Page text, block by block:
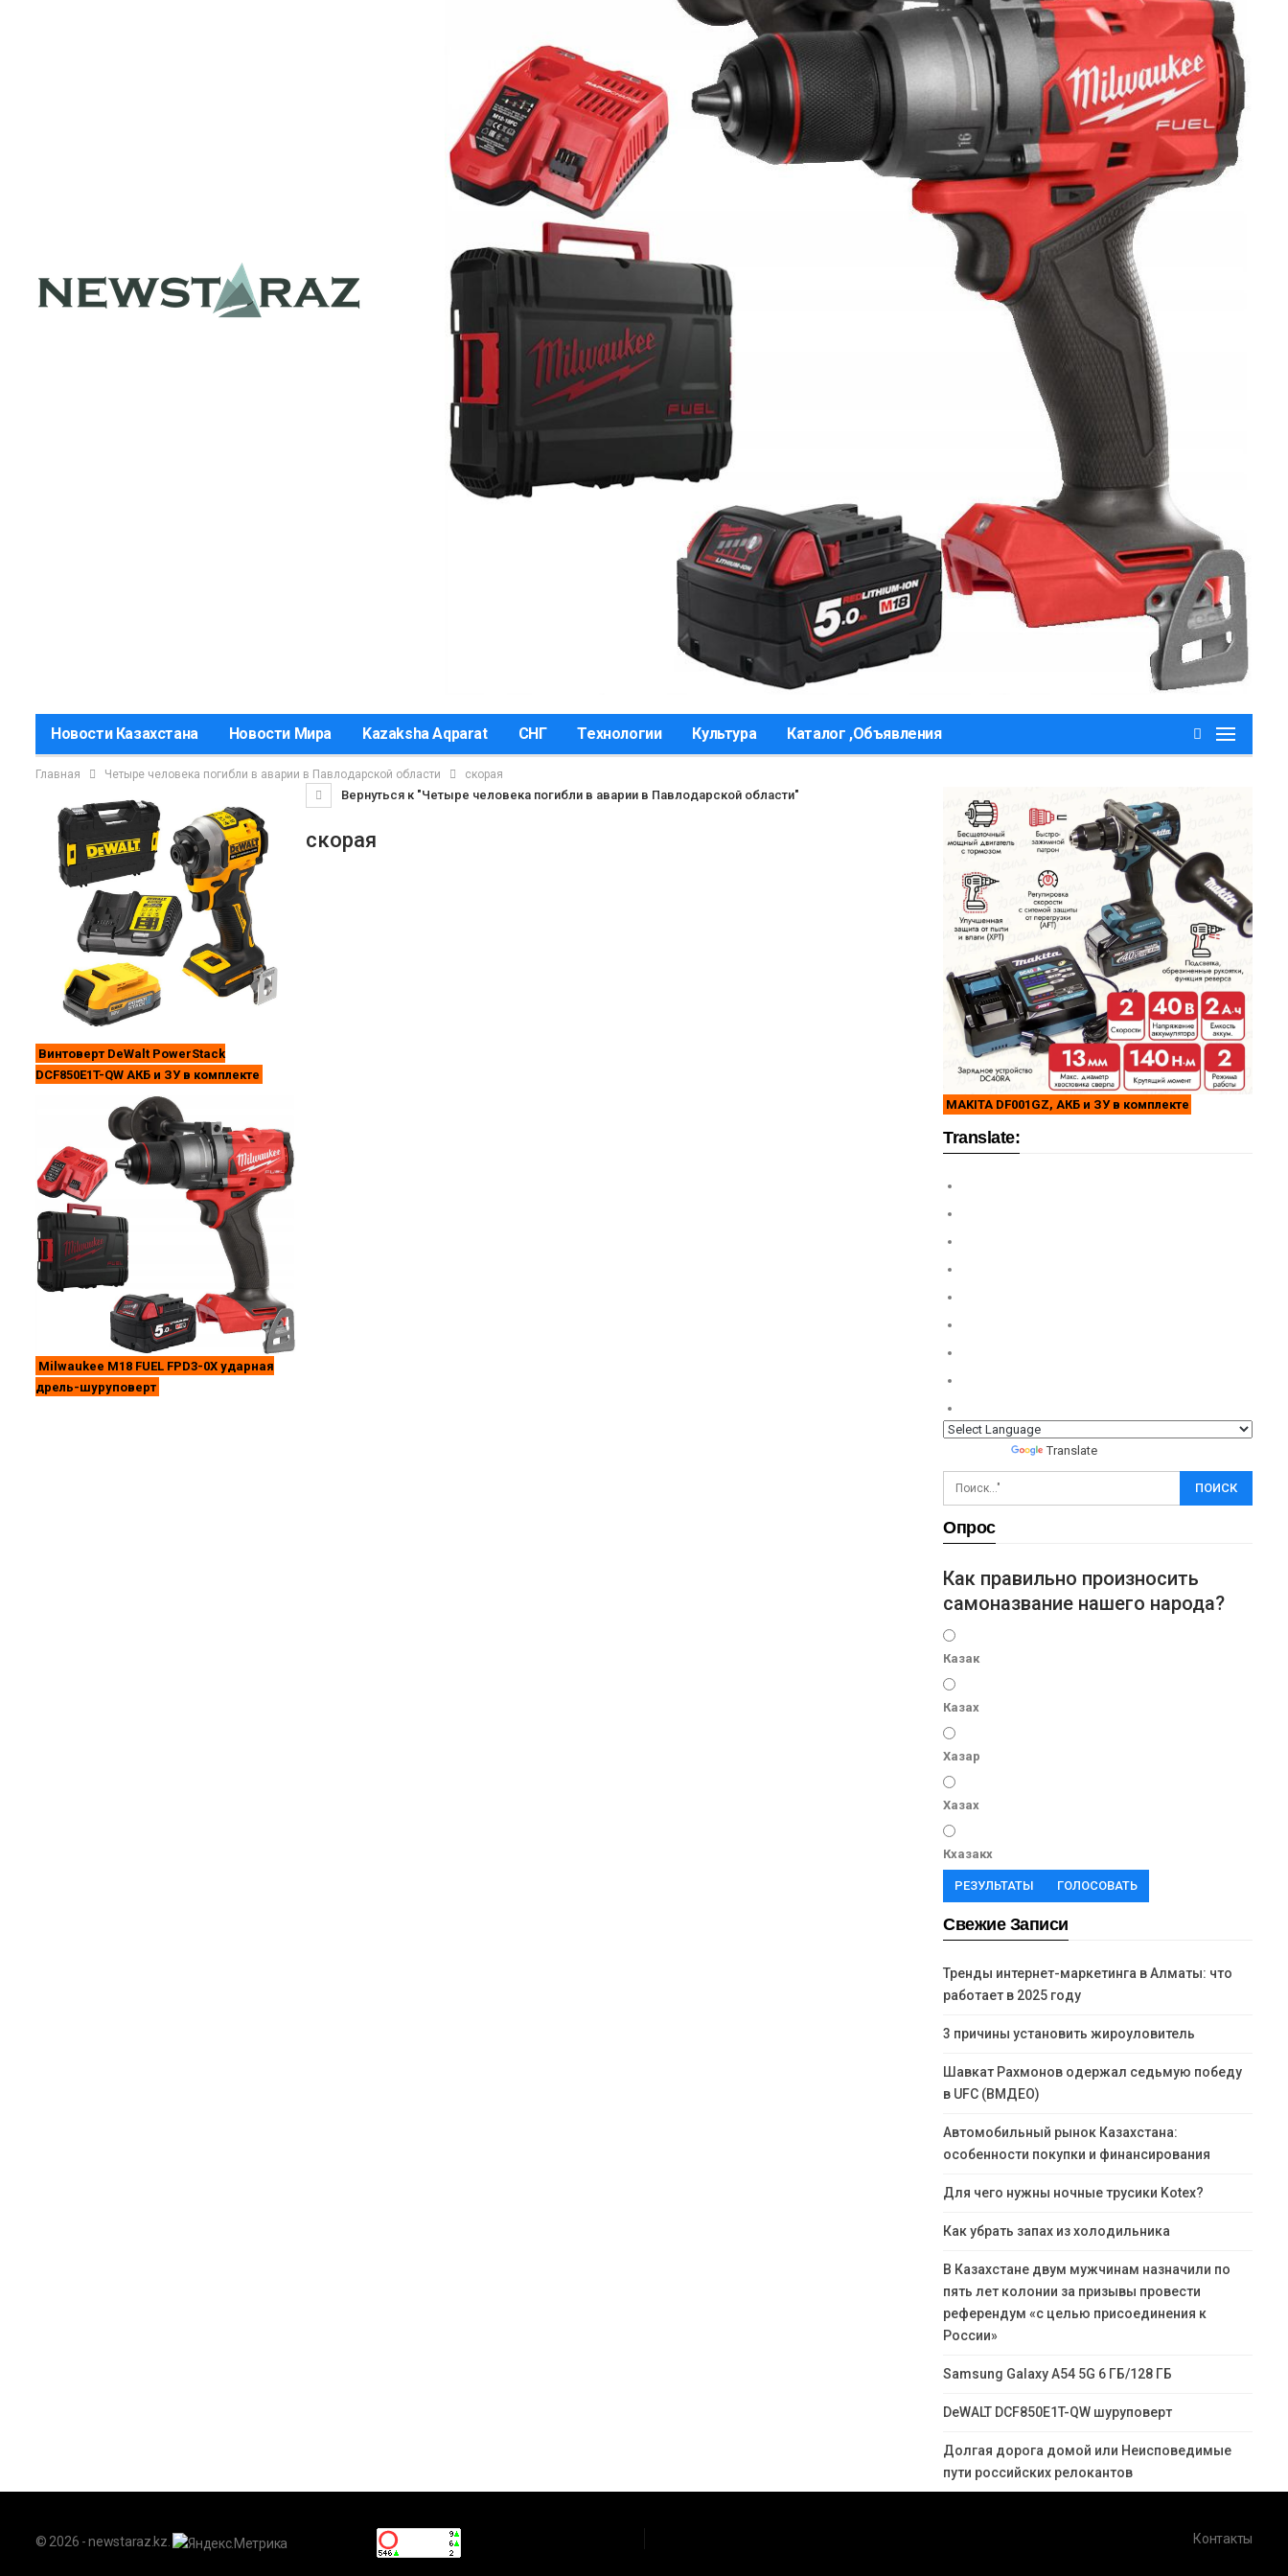
Новости Казахстана Новости Мира Kazaksha Aqparat СНГ Технологии Культура Каталог ,Объявления
Главная Четыре человека погибли в аварии в Павлодарской области скорая
Вернуться к "Четыре человека погибли в аварии в Павлодарской области"
скорая
MAKITA DF001GZ, АКБ и ЗУ в комплекте
Translate:
Powered by Translate
Опрос
Как правильно произносить
самоназвание нашего народа?
Казак
Казах
Хазар
Хазах
Кхазакх
РЕЗУЛЬТАТЫ ГОЛОСОВАТЬ
Свежие Записи
Тренды интернет-маркетинга в Алматы: что
работает в 2025 году
3 причины установить жироуловитель
Шавкат Рахмонов одержал седьмую победу
в UFC (ВМДЕО)
Автомобильный рынок Казахстана:
особенности покупки и финансирования
Для чего нужны ночные трусики Kotex?
Как убрать запах из холодильника
В Казахстане двум мужчинам назначили по
пять лет колонии за призывы провести
референдум «с целью присоединения к
России»
Samsung Galaxy A54 5G 6 ГБ/128 ГБ
DeWALT DCF850E1T-QW шуруповерт
Долгая дорога домой или Неисповедимые
пути российских релокантов
Винтоверт DeWalt PowerStack
DCF850E1T-QW АКБ и ЗУ в комплекте
Milwaukee M18 FUEL FPD3-0X ударная
дрель-шуруповерт
© 2026 - newstaraz.kz. Контакты